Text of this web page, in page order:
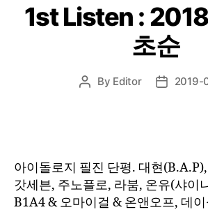
1st Listen :
초순
Post
By Editor
Post2019-
아이돌로지 필진 단평. 대현
갓세븐, 주노플로, 라붐, 온유(샤이
B1A4 & 오마이걸 & 온앤오프, 데